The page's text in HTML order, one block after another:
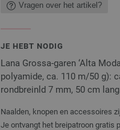
Vragen over het artikel?
JE HEBT NODIG
Lana Grossa-garen ‘Alta
polyamide, ca. 110 m/50 g):
rondbreinld 7 mm, 50 cm
Naalden, knopen en accessoires
Je ontvangt het breipatroon gratis